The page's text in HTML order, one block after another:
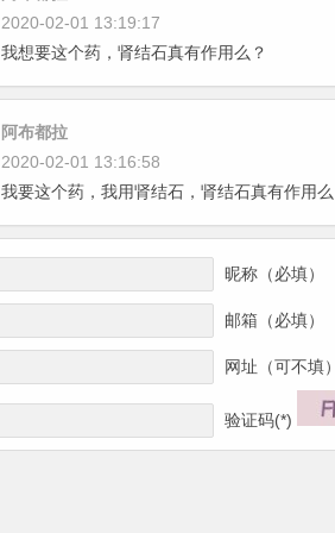
2020-02-01 13:19:17
我想要这个药，肾结石真有作用么？
阿布都拉
2020-02-01 13:16:58
我要这个药，我用肾结石，肾结石真有作用
昵称（必填）
邮箱（必填）
网址（可不填
验证码(*)